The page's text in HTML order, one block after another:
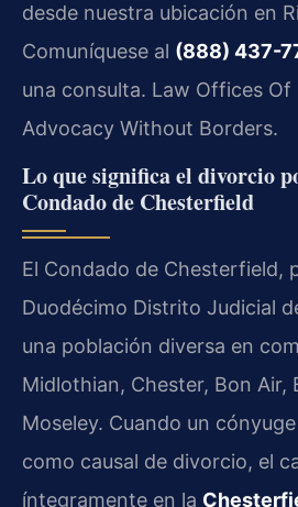
desde nuestra ubicación en
Comuníquese al (888) 437-
una consulta. Law Offices Of
Advocacy Without Borders.
Lo que significa el divorcio
Condado de Chesterfield
El Condado de Chesterfield,
Duodécimo Distrito Judicial
una población diversa en
Midlothian, Chester, Bon Air,
Moseley. Cuando un
como causal de divorcio, el
íntegramente en la